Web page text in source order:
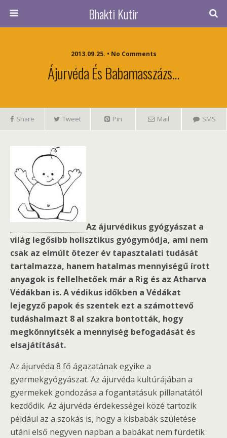
Bhakti Kutir
2013.09.25. • No Comments
Ájurvéda És Babamasszázs…
Share Tweet Pin Mail SMS
Az ájurvédikus gyógyászat a
világ legősibb holisztikus gyógymódja, ami nem
csak az elmúlt ötezer év tapasztalati tudását
tartalmazza, hanem hatalmas mennyiségű írott
anyagok is fellelhetőek már a Rig és az Atharva
Védákban is. A védikus időkben a Védákat
lejegyző papok és szentek ezt a számottevő
tudáshalmazt 8 al szakra bontották, hogy
megkönnyítsék a mennyiség befogadását és
elsajátítását.
Az ájurvéda 8 fő ágazatának egyike a
gyermekgyógyászat. Az ájurvéda kultúrájában a
gyermekek gondozása a fogantatásuk pillanatától
kezdődik. Az ájurvéda érdekességei közé tartozik
például az a szokás is, hogy a kisbabák születése
utáni első negyven napban a babákat nem fürdetik